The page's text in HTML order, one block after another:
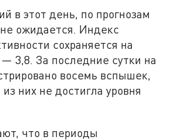
в этот день, по прогнозам
ожидается. Индекс
сохраняется на
3,8. За последние сутки на
восемь вспышек,
них не достигла уровня
что в периоды